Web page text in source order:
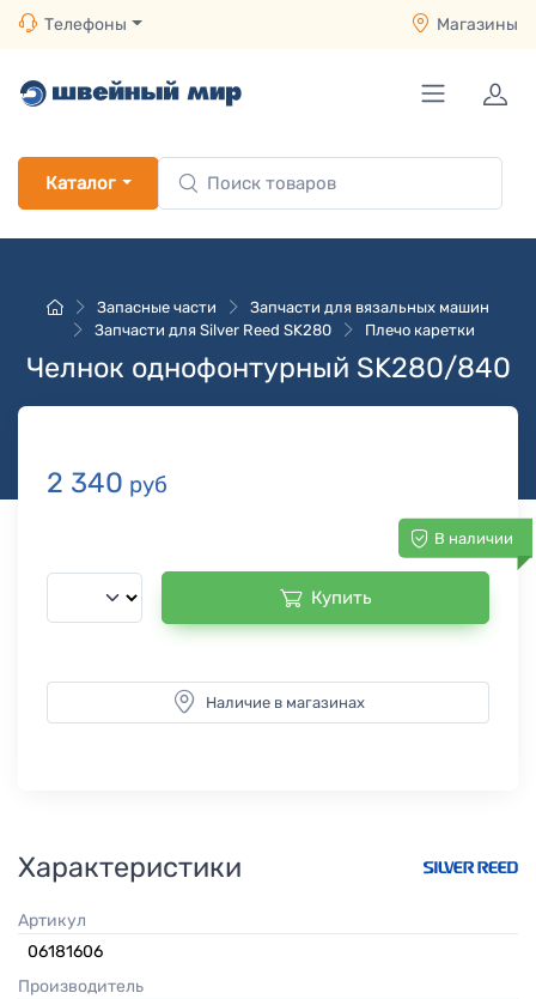
Телефоны Магазины
Каталог
Запасные части
Запчасти для вязальных машин
Запчасти для Silver Reed SK280
Плечо каретки
Челнок однофонтурный SK280/840
2 340 руб
В наличии
Купить
Наличие в магазинах
Характеристики
Артикул
06181606
Производитель